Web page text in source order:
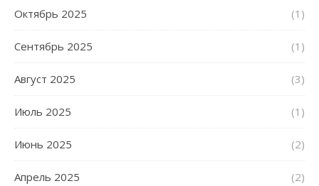
Октябрь 2025 (1)
Сентябрь 2025 (1)
Август 2025 (3)
Июль 2025 (1)
Июнь 2025 (2)
Апрель 2025 (2)